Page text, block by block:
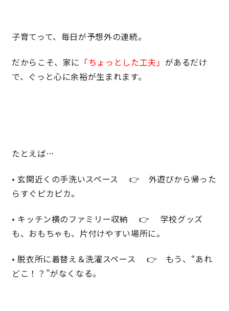
子育てって、毎日が予想外の連続。
だからこそ、家に 「ちょっとした工夫」 があるだけ
で、ぐっと心に余裕が生まれます。
たとえば…
• 玄関近くの手洗いスペース 👉 外遊びから帰った
らすぐピカピカ。
• キッチン横のファミリー収納 👉 学校グッズ
も、おもちゃも、片付けやすい場所に。
• 脱衣所に着替え＆洗濯スペース 👉 もう、“あれ
どこ！？”がなくなる。